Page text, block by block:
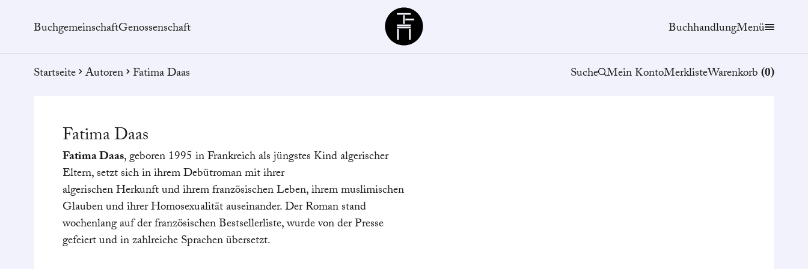
BuchgemeinschaftGenossenschaft
Büchergilde
BuchhandlungMenü
Startseite Autoren Fatima Daas Suche Mein KontoMerklisteWarenkorb(0)
FatimaDaas
Fatima Daas, geboren 1995 in Frankreich als jüngstes Kind algerischer
Eltern, setzt sich in ihrem Debütroman mit ihrer
algerischen Herkunft und ihrem französischen Leben, ihrem muslimischen
Glauben und ihrer Homosexualität auseinander. Der Roman stand
wochenlang auf der französischen Bestsellerliste, wurde von der Presse
gefeiert und in zahlreiche Sprachen übersetzt.